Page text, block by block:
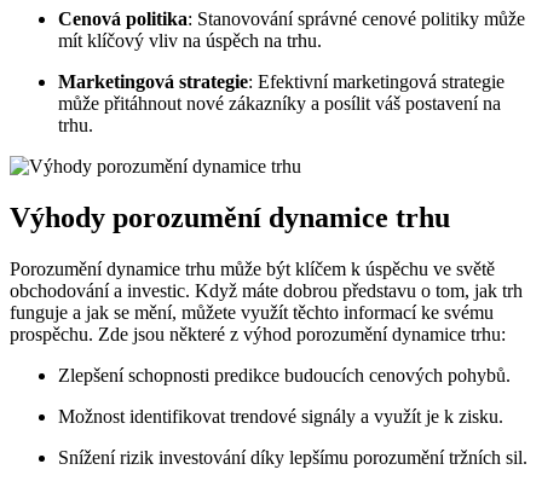
Cenová politika: Stanovování správné cenové politiky může
mít klíčový vliv na úspěch na trhu.
Marketingová strategie: Efektivní marketingová strategie
může přitáhnout nové zákazníky a posílit váš postavení na
trhu.
Výhody porozumění dynamice trhu
Porozumění dynamice trhu může být klíčem k úspěchu ve světě
obchodování a investic. Když máte dobrou představu o tom, jak trh
funguje a jak se mění, můžete využít těchto informací ke svému
prospěchu. Zde jsou některé z výhod porozumění dynamice trhu:
Zlepšení schopnosti predikce budoucích cenových pohybů.
Možnost identifikovat trendové signály a využít je k zisku.
Snížení rizik investování díky lepšímu porozumění tržních sil.